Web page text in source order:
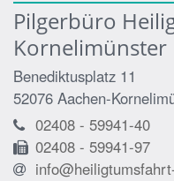
Pilgerbüro
Kornelimünster
Benediktusplatz 11
52076 Aachen-
02408 - 59941-40
02408 - 59941-97